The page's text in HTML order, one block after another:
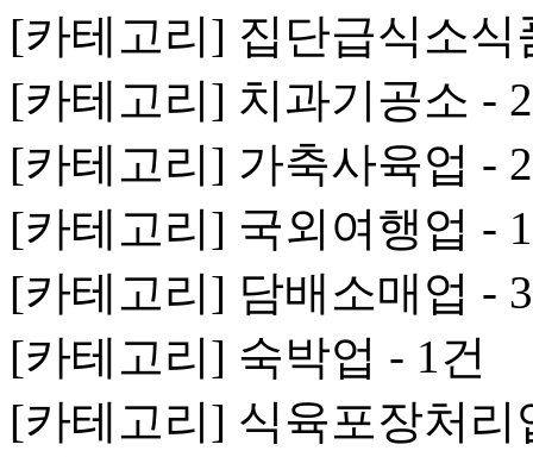
[카테고리] 집단급식소식
[카테고리] 치과기공소 -
[카테고리] 가축사육업 -
[카테고리] 국외여행업 -
[카테고리] 담배소매업 -
[카테고리] 숙박업 - 1건
[카테고리] 식육포장처리